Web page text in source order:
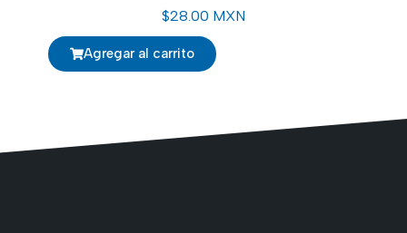
$28.00 MXN
Agregar al carrito